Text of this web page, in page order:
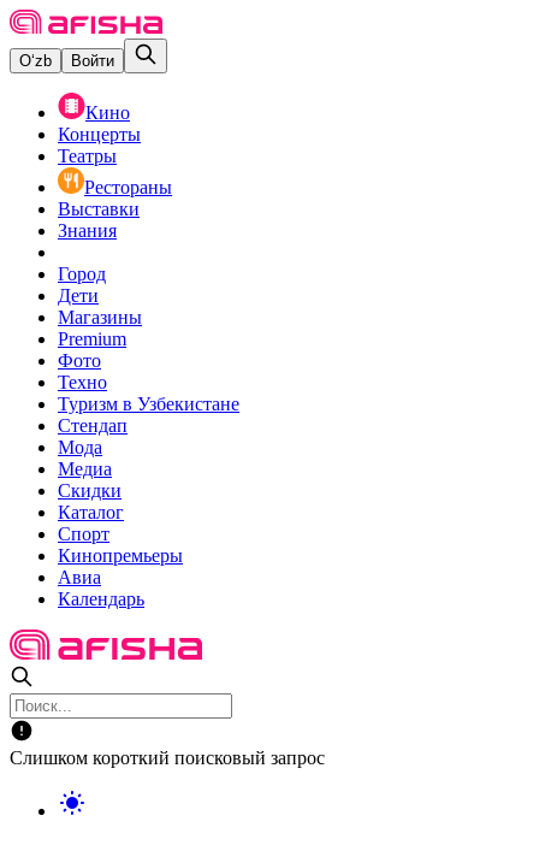
O‘zb Войти
Кино
Концерты
Театры
Рестораны
Выставки
Знания
Город
Дети
Магазины
Premium
Фото
Техно
Туризм в Узбекистане
Стендап
Мода
Медиа
Скидки
Каталог
Спорт
Кинопремьеры
Авиа
Календарь
Слишком короткий поисковый запрос